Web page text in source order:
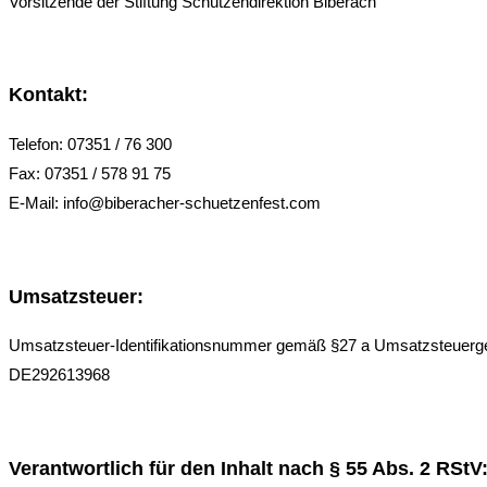
Kontakt:
Telefon: 07351 / 76 300
Fax: 07351 / 578 91 75
E-Mail: info@biberacher-schuetzenfest.com
Umsatzsteuer:
Umsatzsteuer-Identifikationsnummer gemäß §27 a
DE292613968
Verantwortlich für den Inhalt nach § 55 Abs. 2 RStV: